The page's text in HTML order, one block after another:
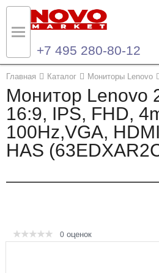
+7 495 280-80-12
Главная Каталог Мониторы Lenovo
Монитор Lenovo
16:9, IPS, FHD,
100Hz,VGA,
HAS
0 оценок
Назад
Каталог продукции
Ноутбуки и ультрабуки
Компьютеры
Опции и комплектующие
Назад
Контакты
Контактная информация